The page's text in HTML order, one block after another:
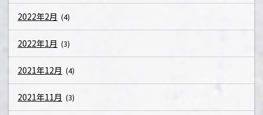
2022年2月 (4)
2022年1月 (3)
2021年12月 (4)
2021年11月 (3)